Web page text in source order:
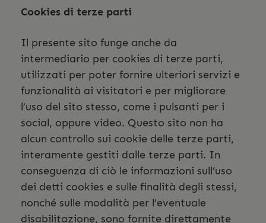
Cookies di terze parti
Il presente sito funge anche da
intermediario per cookies di terze parti,
utilizzati per poter fornire ulteriori servizi e
funzionalità ai visitatori e per migliorare
l’uso del sito stesso, come i pulsanti per i
social, oppure video. Questo sito non ha
alcun controllo sui cookie delle terze parti,
interamente gestiti dalle terze parti. In
conseguenza di ciò le informazioni sull’uso
dei detti cookies e sulle finalità degli stessi,
nonché sulle modalità per l’eventuale
disabilitazione, sono fornite direttamente